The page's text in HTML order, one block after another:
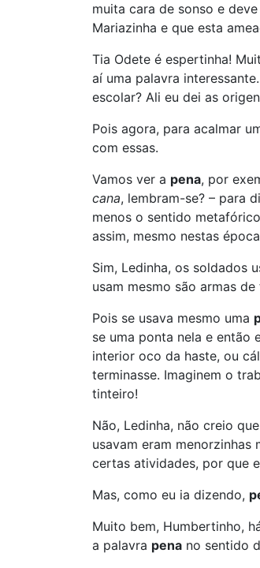
muita cara de sonso e
Mariazinha e que esta
Tia Odete é espertinha!
aí uma palavra
escolar? Ali eu dei as
Pois agora, para acalmar
com essas.
Vamos ver a pena, por
cana, lembram-se? – para
menos o sentido
assim, mesmo nestas
Sim, Ledinha, os soldados
usam mesmo são armas
Pois se usava mesmo uma
se uma ponta nela e então
interior oco da haste, ou
terminasse. Imaginem o
tinteiro!
Não, Ledinha, não creio
usavam eram menorzinhas
certas atividades, por que
Mas, como eu ia dizendo,
Muito bem, Humbertinho,
a palavra pena no sentido